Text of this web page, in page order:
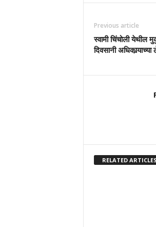
Previous article
स्वामी चिंचोली येथील
दिवसानी
RELATED ARTICLES